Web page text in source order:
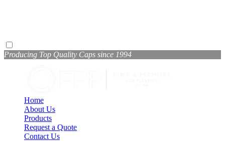
Producing Top Quality Caps since 1994
Home
About Us
Products
Request a Quote
Contact Us